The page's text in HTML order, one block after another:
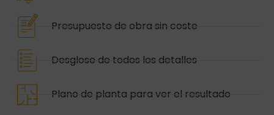
Presupuesto de obra sin coste
Desglose de todos los detalles
Plano de planta para ver el resultado